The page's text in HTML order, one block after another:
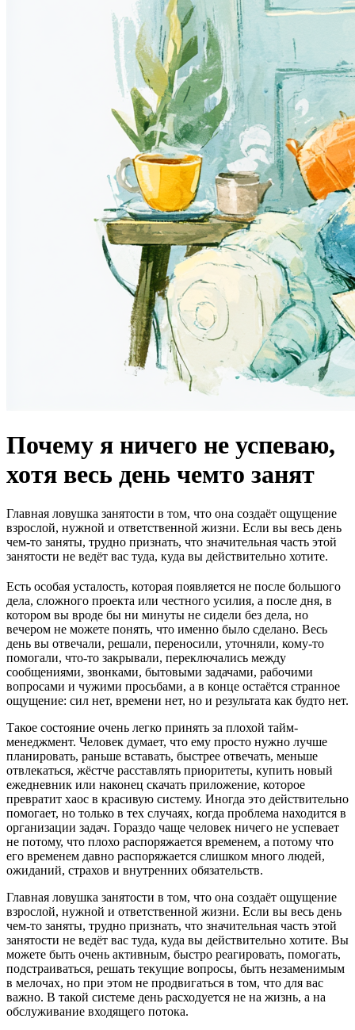
Почему я ничего не успеваю,
хотя весь день чемто занят
Главная ловушка занятости в том, что она создаёт ощущение
взрослой, нужной и ответственной жизни. Если вы весь день
чем-то заняты, трудно признать, что значительная часть этой
занятости не ведёт вас туда, куда вы действительно хотите.
Есть особая усталость, которая появляется не после большого
дела, сложного проекта или честного усилия, а после дня, в
котором вы вроде бы ни минуты не сидели без дела, но
вечером не можете понять, что именно было сделано. Весь
день вы отвечали, решали, переносили, уточняли, кому-то
помогали, что-то закрывали, переключались между
сообщениями, звонками, бытовыми задачами, рабочими
вопросами и чужими просьбами, а в конце остаётся странное
ощущение: сил нет, времени нет, но и результата как будто нет.
Такое состояние очень легко принять за плохой тайм-
менеджмент. Человек думает, что ему просто нужно лучше
планировать, раньше вставать, быстрее отвечать, меньше
отвлекаться, жёстче расставлять приоритеты, купить новый
ежедневник или наконец скачать приложение, которое
превратит хаос в красивую систему. Иногда это действительно
помогает, но только в тех случаях, когда проблема находится в
организации задач. Гораздо чаще человек ничего не успевает
не потому, что плохо распоряжается временем, а потому что
его временем давно распоряжается слишком много людей,
ожиданий, страхов и внутренних обязательств.
Главная ловушка занятости в том, что она создаёт ощущение
взрослой, нужной и ответственной жизни. Если вы весь день
чем-то заняты, трудно признать, что значительная часть этой
занятости не ведёт вас туда, куда вы действительно хотите. Вы
можете быть очень активным, быстро реагировать, помогать,
подстраиваться, решать текущие вопросы, быть незаменимым
в мелочах, но при этом не продвигаться в том, что для вас
важно. В такой системе день расходуется не на жизнь, а на
обслуживание входящего потока.